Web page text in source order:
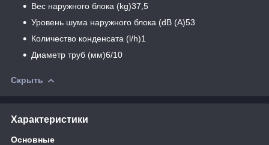
Вес наружного блока (kg)37,5
Уровень шума наружного блока (dB (A)53
Количество конденсата (l/h)1
Диаметр труб (мм)6/10
Скрыть
Характеристики
Основные